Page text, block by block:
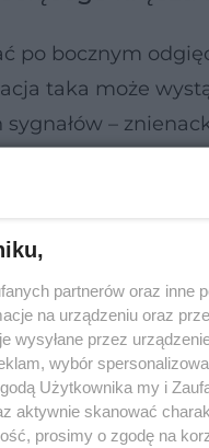
po bocznym
taka może
–
ale
mogą:
partnerów oraz
na urządzeniu oraz
wysyłane przez
wybór
Użytkownika my i
aktywnie skanować
prosimy o zgodę na